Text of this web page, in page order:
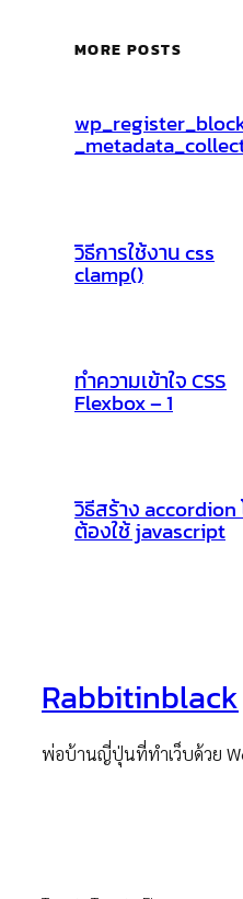
MORE POSTS
วิธีการใช้งาน css
clamp()
ทำความเข้าใจ CSS
Flexbox – 1
วิธีสร้าง accordion
ต้องใช้ javascript
Rabbitinblack
พ่อบ้านญี่ปุ่นที่ทำเว็บด้วย